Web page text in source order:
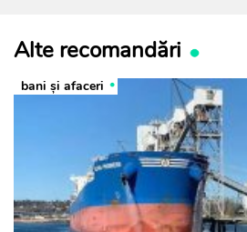
Alte recomandări
bani și afaceri